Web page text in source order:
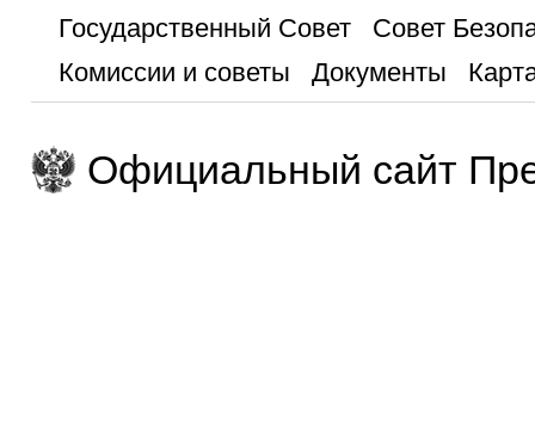
Государственный Совет
Совет
Комиссии и советы
Документы
Официальный сайт